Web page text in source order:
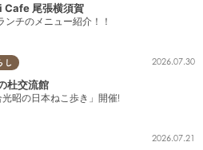
尾張横須賀
チのメニュー紹介！！
し 2026.07.30
杜交流館
昭の日本ねこ歩き」開催!
2026.07.21